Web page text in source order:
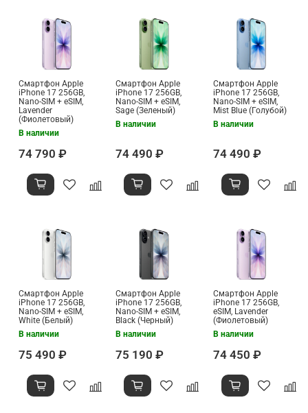
Смартфон Apple
iPhone 17 256GB,
Nano-SIM + eSIM,
Lavender
(Фиолетовый)
В наличии
74 790 ₽
Смартфон Apple
iPhone 17 256GB,
Nano-SIM + eSIM,
Sage (Зеленый)
В наличии
74 490 ₽
Смартфон Apple
iPhone 17 256GB,
Nano-SIM + eSIM,
Mist Blue (Голубой)
В наличии
74 490 ₽
Смартфон Apple
iPhone 17 256GB,
Nano-SIM + eSIM,
White (Белый)
В наличии
75 490 ₽
Смартфон Apple
iPhone 17 256GB,
Nano-SIM + eSIM,
Black (Черный)
В наличии
75 190 ₽
Смартфон Apple
iPhone 17 256GB,
eSIM, Lavender
(Фиолетовый)
В наличии
74 450 ₽